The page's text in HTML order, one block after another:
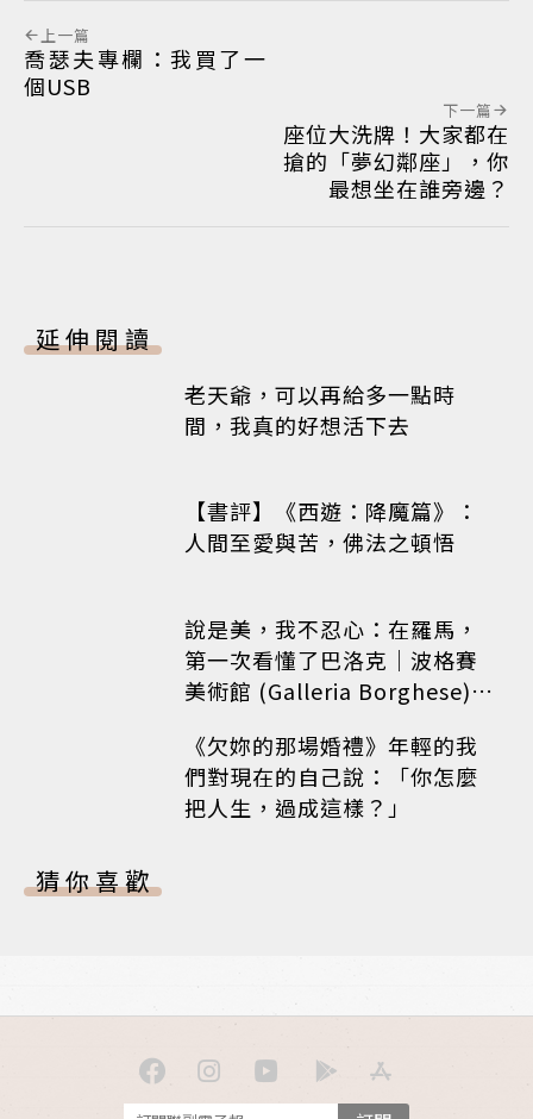
上一篇
喬瑟夫專欄：我買了一
個USB
下一篇
座位大洗牌！大家都在
搶的「夢幻鄰座」，你
最想坐在誰旁邊？
延伸閱讀
老天爺，可以再給多一點時
間，我真的好想活下去
【書評】《西遊：降魔篇》：
人間至愛與苦，佛法之頓悟
說是美，我不忍心：在羅馬，
第一次看懂了巴洛克｜波格賽
美術館 (Galleria Borghese)｜
《欠妳的那場婚禮》年輕的我
們對現在的自己說：「你怎麼
把人生，過成這樣？」
猜你喜歡